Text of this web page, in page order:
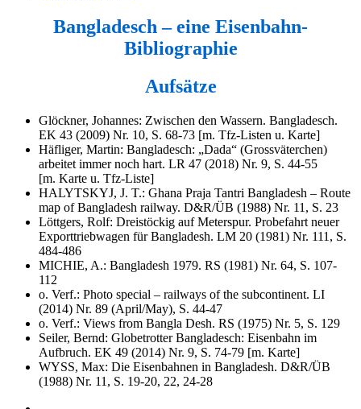
Bangladesch – eine Eisenbahn-
Bibliographie
Aufsätze
Glöckner, Johannes: Zwischen den Wassern. Bangladesch.
EK 43 (2009) Nr. 10, S. 68-73 [m. Tfz-Listen u. Karte]
Häfliger, Martin: Bangladesch: „Dada“ (Grossväterchen)
arbeitet immer noch hart. LR 47 (2018) Nr. 9, S. 44-55
[m. Karte u. Tfz-Liste]
HALYTSKYJ, J. T.: Ghana Praja Tantri Bangladesh – Route
map of Bangladesh railway. D&R/ÜB (1988) Nr. 11, S. 23
Löttgers, Rolf: Dreistöckig auf Meterspur. Probefahrt neuer
Exporttriebwagen für Bangladesh. LM 20 (1981) Nr. 111, S.
484-486
MICHIE, A.: Bangladesh 1979. RS (1981) Nr. 64, S. 107-
112
o. Verf.: Photo special – railways of the subcontinent. LI
(2014) Nr. 89 (April/May), S. 44-47
o. Verf.: Views from Bangla Desh. RS (1975) Nr. 5, S. 129
Seiler, Bernd: Globetrotter Bangladesch: Eisenbahn im
Aufbruch. EK 49 (2014) Nr. 9, S. 74-79 [m. Karte]
WYSS, Max: Die Eisenbahnen in Bangladesh. D&R/ÜB
(1988) Nr. 11, S. 19-20, 22, 24-28